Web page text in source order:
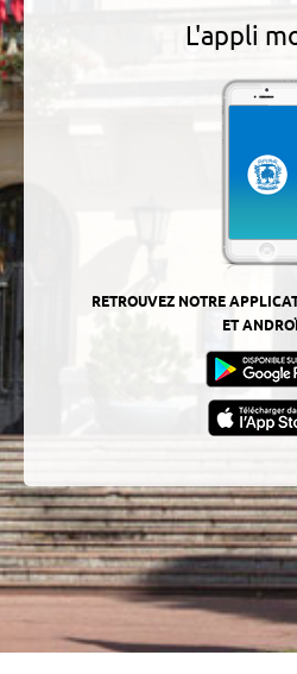
L'appli
RETROUVEZ NOTRE
ET